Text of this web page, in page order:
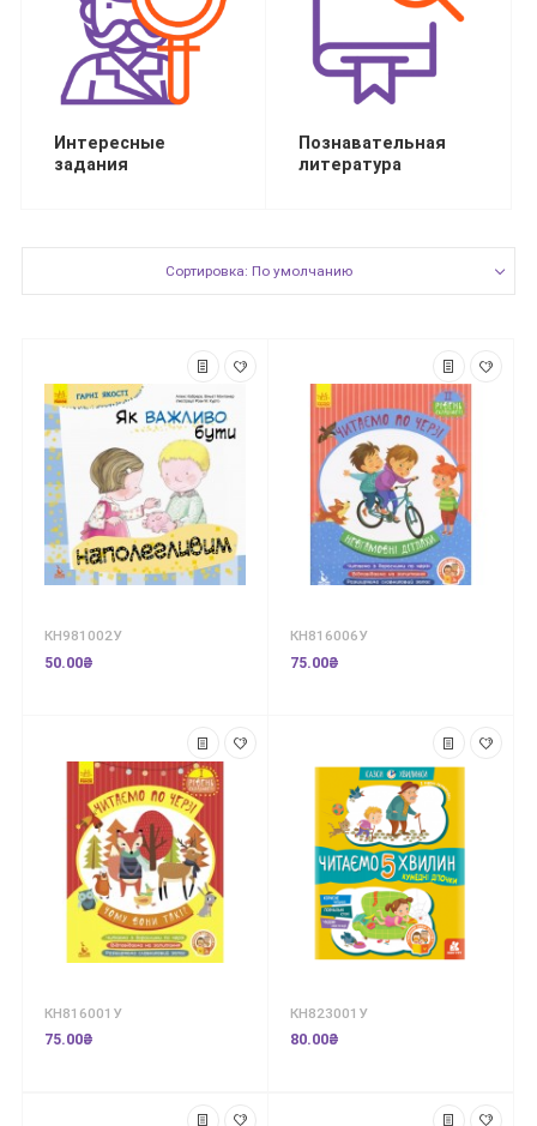
Интересные
задания
Познавательная
литература
Сортировка: По умолчанию
КН981002У
50.00₴
КН816006У
75.00₴
КН816001У
75.00₴
КН823001У
80.00₴